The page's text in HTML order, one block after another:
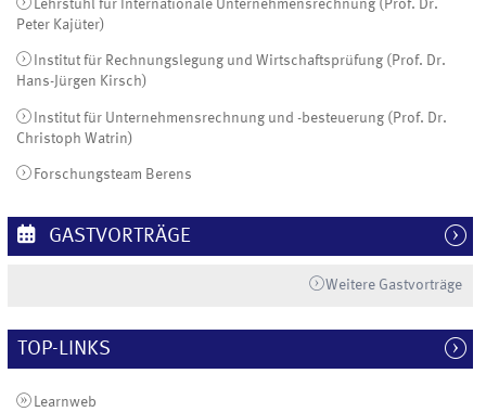
Lehrstuhl für Internationale Unternehmensrechnung (Prof. Dr.
Peter Kajüter)
Institut für Rechnungslegung und Wirtschaftsprüfung (Prof. Dr.
Hans-Jürgen Kirsch)
Institut für Unternehmensrechnung und -besteuerung (Prof. Dr.
Christoph Watrin)
Forschungsteam Berens
GASTVORTRÄGE
Weitere Gastvorträge
TOP-LINKS
Learnweb